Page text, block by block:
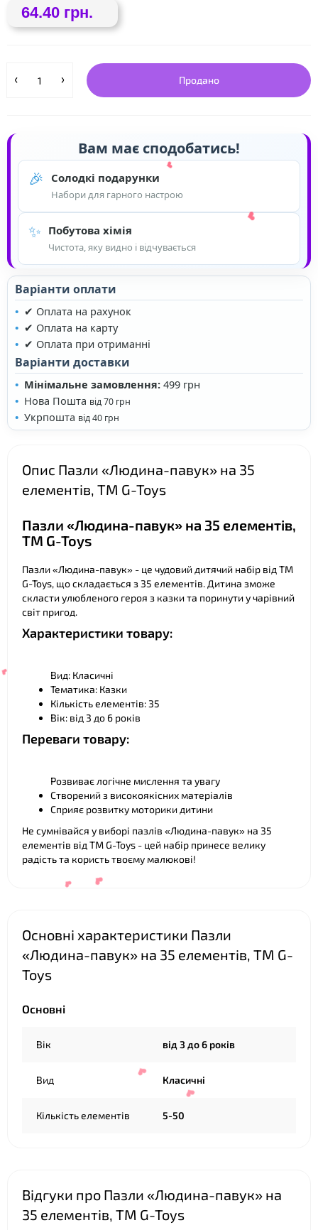
64.40 грн.
Продано
Вам має сподобатись!
🎉 Солодкі подарунки
Набори для гарного настрою
✨ Побутова хімія
Чистота, яку видно і відчувається
Варіанти оплати
✔ Оплата на рахунок
✔ Оплата на карту
✔ Оплата при отриманні
Варіанти доставки
Мінімальне замовлення: 499 грн
Нова Пошта від 70 грн
Укрпошта від 40 грн
Опис Пазли «Людина-павук» на 35
елементів, ТМ G-Toys
Пазли «Людина-павук» на 35 елементів,
ТМ G-Toys
Пазли «Людина-павук» - це чудовий дитячий набір від ТМ
G-Toys, що складається з 35 елементів. Дитина зможе
скласти улюбленого героя з казки та поринути у чарівний
світ пригод.
Характеристики товару:
Вид: Класичні
Тематика: Казки
Кількість елементів: 35
Вік: від 3 до 6 років
Переваги товару:
Розвиває логічне мислення та увагу
Створений з високоякісних матеріалів
Сприяє розвитку моторики дитини
Не сумнівайся у виборі пазлів «Людина-павук» на 35
елементів від ТМ G-Toys - цей набір принесе велику
радість та користь твоєму малюкові!
Основні характеристики Пазли
«Людина-павук» на 35 елементів, ТМ G-
Toys
Основні
Вік від 3 до 6 років
Вид Класичні
Кількість елементів 5-50
Відгуки про Пазли «Людина-павук» на
35 елементів, ТМ G-Toys
❤